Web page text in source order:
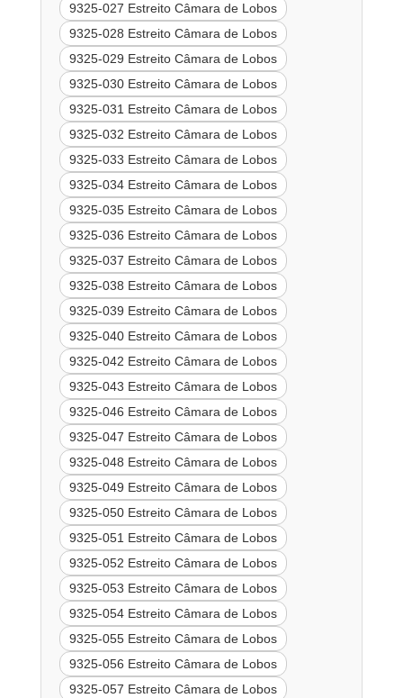
9325-027 Estreito Câmara de Lobos
9325-028 Estreito Câmara de Lobos
9325-029 Estreito Câmara de Lobos
9325-030 Estreito Câmara de Lobos
9325-031 Estreito Câmara de Lobos
9325-032 Estreito Câmara de Lobos
9325-033 Estreito Câmara de Lobos
9325-034 Estreito Câmara de Lobos
9325-035 Estreito Câmara de Lobos
9325-036 Estreito Câmara de Lobos
9325-037 Estreito Câmara de Lobos
9325-038 Estreito Câmara de Lobos
9325-039 Estreito Câmara de Lobos
9325-040 Estreito Câmara de Lobos
9325-042 Estreito Câmara de Lobos
9325-043 Estreito Câmara de Lobos
9325-046 Estreito Câmara de Lobos
9325-047 Estreito Câmara de Lobos
9325-048 Estreito Câmara de Lobos
9325-049 Estreito Câmara de Lobos
9325-050 Estreito Câmara de Lobos
9325-051 Estreito Câmara de Lobos
9325-052 Estreito Câmara de Lobos
9325-053 Estreito Câmara de Lobos
9325-054 Estreito Câmara de Lobos
9325-055 Estreito Câmara de Lobos
9325-056 Estreito Câmara de Lobos
9325-057 Estreito Câmara de Lobos